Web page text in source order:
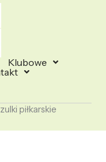
Klubowe
piłkarskie